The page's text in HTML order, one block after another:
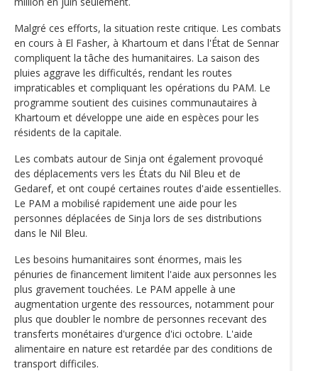
Malgré ces efforts, la situation reste critique. Les combats
en cours à El Fasher, à Khartoum et dans l'État de Sennar
compliquent la tâche des humanitaires. La saison des
pluies aggrave les difficultés, rendant les routes
impraticables et compliquant les opérations du PAM. Le
programme soutient des cuisines communautaires à
Khartoum et développe une aide en espèces pour les
résidents de la capitale.
Les combats autour de Sinja ont également provoqué
des déplacements vers les États du Nil Bleu et de
Gedaref, et ont coupé certaines routes d'aide essentielles.
Le PAM a mobilisé rapidement une aide pour les
personnes déplacées de Sinja lors de ses distributions
dans le Nil Bleu.
Les besoins humanitaires sont énormes, mais les
pénuries de financement limitent l'aide aux personnes les
plus gravement touchées. Le PAM appelle à une
augmentation urgente des ressources, notamment pour
plus que doubler le nombre de personnes recevant des
transferts monétaires d'urgence d'ici octobre. L'aide
alimentaire en nature est retardée par des conditions de
transport difficiles.